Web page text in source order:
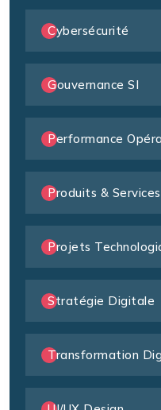
Cybersécurité
Gouvernance SI
Performance
Produits & Services
Projets
Stratégie Digitale
Transformation